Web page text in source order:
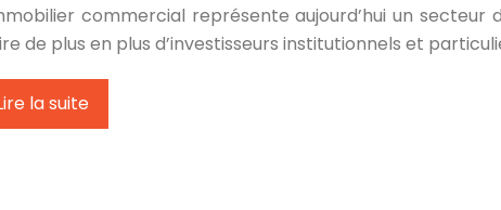
commercial représente aujourd’hui un secteur
de plus en plus d’investisseurs institutionnels et
la suite